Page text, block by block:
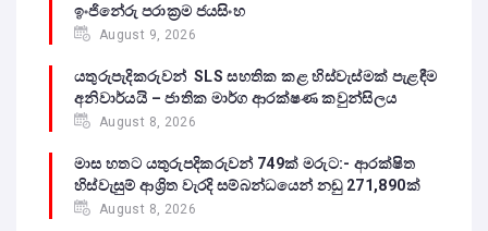
ඉංජිනේරු පරාක්‍රම ජයසිංහ
August 9, 2026
යතුරුපැදිකරුවන් SLS සහතික කළ හිස්වැස්මක් පැළඳීම
අනිවාර්යයි – ජාතික මාර්ග ආරක්ෂණ කවුන්සිලය
August 8, 2026
මාස හතට යතුරුපදිකරුවන් 749ක් මරුට:- ආරක්ෂිත
හිස්වැසුම් ආශ්‍රිත වැරදි සම්බන්ධයෙන් නඩු 271,890ක්
August 8, 2026